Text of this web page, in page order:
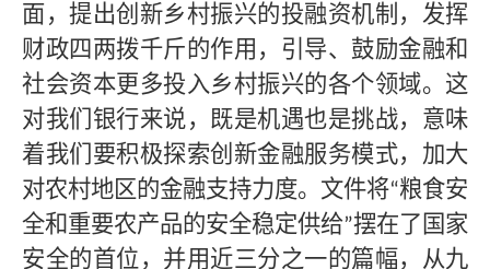
面，提出创新乡村振兴的投融资机制，发挥
财政四两拨千斤的作用，引导、鼓励金融和
社会资本更多投入乡村振兴的各个领域。这
对我们银行来说，既是机遇也是挑战，意味
着我们要积极探索创新金融服务模式，加大
对农村地区的金融支持力度。文件将“粮食安
全和重要农产品的安全稳定供给”摆在了国家
安全的首位，并用近三分之一的篇幅，从九